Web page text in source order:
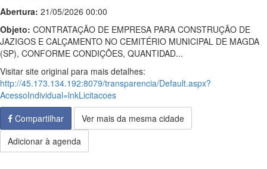
Abertura: 21/05/2026 00:00
Objeto: CONTRATAÇÃO DE EMPRESA PARA CONSTRUÇÃO DE
JAZIGOS E CALÇAMENTO NO CEMITÉRIO MUNICIPAL DE MAGDA
(SP), CONFORME CONDIÇÕES, QUANTIDAD...
Visitar site original para mais detalhes:
http://45.173.134.192:8079/transparencia/Default.aspx?
AcessoIndividual=lnkLicitacoes
Compartilhar
Ver mais da mesma cidade
Adicionar à agenda